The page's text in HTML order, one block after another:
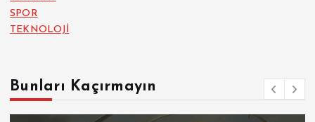
SPOR
TEKNOLOJİ
Bunları Kaçırmayın